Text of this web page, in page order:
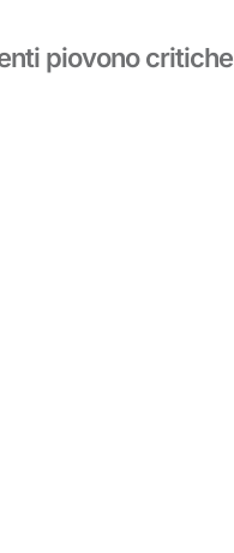
piovono critiche